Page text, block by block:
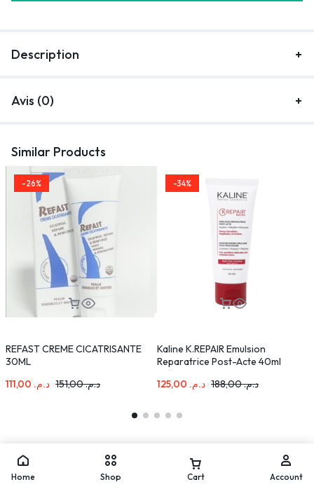
Description
Avis (0)
Similar Products
-26%
REFAST CREME CICATRISANTE
30ML
د.م.
د.م.151,00
-34%
Kaline K.REPAIR Emulsion
Reparatrice Post-Acte 40ml
د.م.
د.م.188,00
Home Shop Cart Account